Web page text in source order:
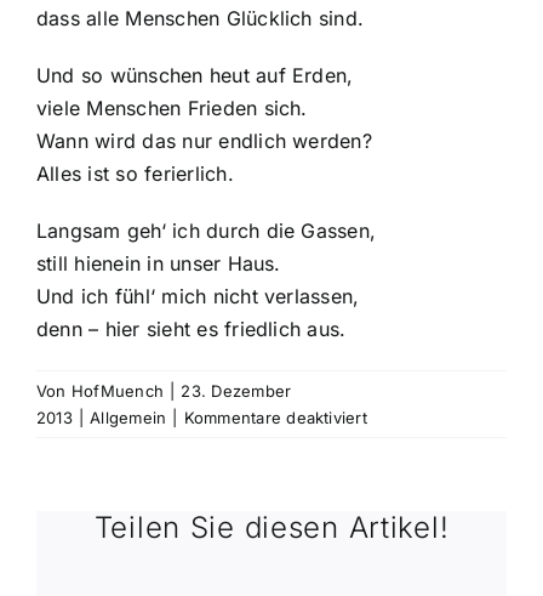
dass alle Menschen Glücklich sind.
Und so wünschen heut auf Erden,
viele Menschen Frieden sich.
Wann wird das nur endlich werden?
Alles ist so ferierlich.
Langsam geh‘ ich durch die Gassen,
still hienein in unser Haus.
Und ich fühl‘ mich nicht verlassen,
denn – hier sieht es friedlich aus.
Von HofMuench
23. Dezember
2013
Allgemein Kommentare deaktiviertfür
Teilen Sie diesen Artikel!